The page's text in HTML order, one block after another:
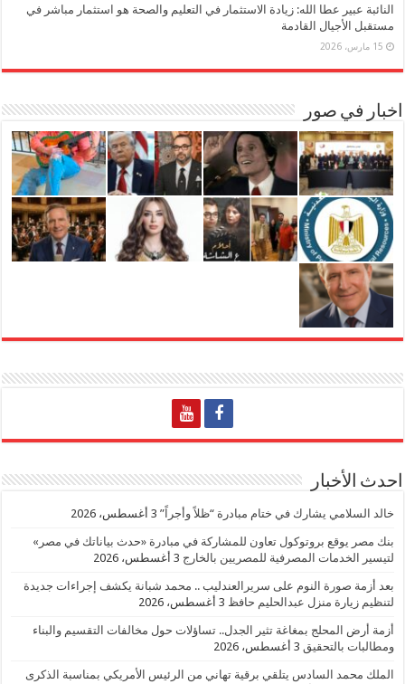
النائبة عبير عطا الله: زيادة الاستثمار في التعليم والصحة هو استثمار مباشر في
مستقبل الأجيال القادمة
15 مارس، 2026
اخبار في صور
احدث الأخبار
خالد السلامي يشارك في ختام مبادرة “ظلاً وأجراً” 3 أغسطس، 2026
بنك مصر يوقع بروتوكول تعاون للمشاركة في مبادرة «حدث بياناتك في مصر»
لتيسير الخدمات المصرفية للمصريين بالخارج 3 أغسطس، 2026
بعد أزمة صورة النوم على سريرالعندليب .. محمد شبانة يكشف إجراءات جديدة
لتنظيم زيارة منزل عبدالحليم حافظ 3 أغسطس، 2026
أزمة أرض المحلج بمغاغة تثير الجدل.. تساؤلات حول مخالفات التقسيم والبناء
ومطالبات بالتحقيق 3 أغسطس، 2026
الملك محمد السادس يتلقي برقية تهاني من الرئيس الأمريكي بمناسبة الذكرى